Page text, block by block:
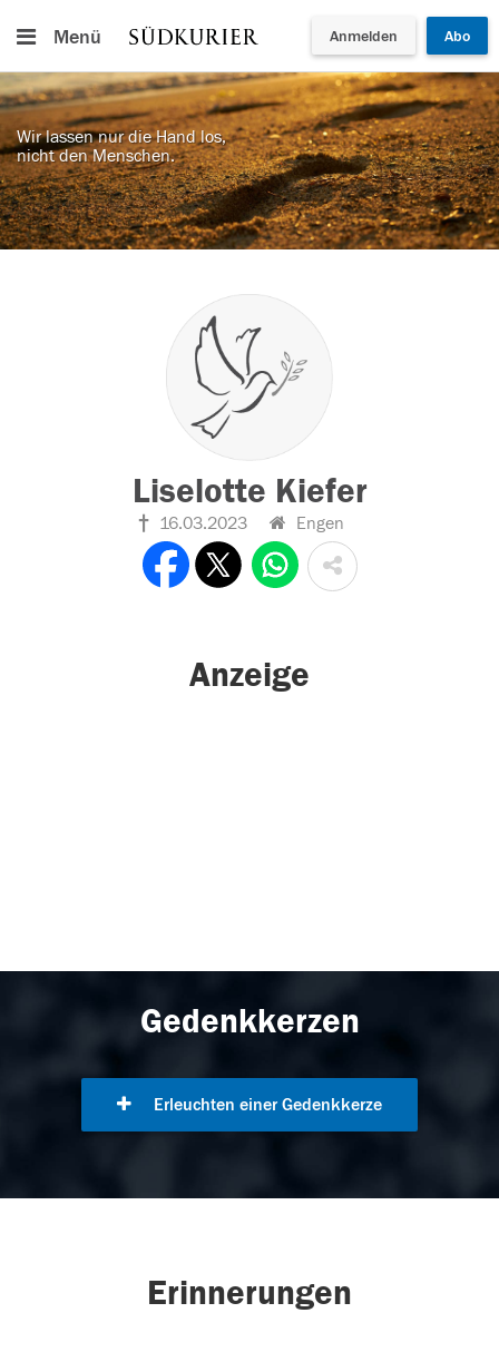
Menü Anmelden Abo
Wir lassen nur die Hand los,
nicht den Menschen.
Liselotte Kiefer
16.03.2023 Engen
Anzeige
Gedenkkerzen
Erleuchten einer Gedenkkerze
Erinnerungen